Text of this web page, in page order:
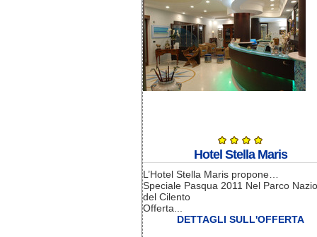
Hotel Stella Maris
L’Hotel Stella Maris propone…
Speciale Pasqua 2011 Nel Parco
del Cilento
Offerta...
DETTAGLI SULL'OFFERTA